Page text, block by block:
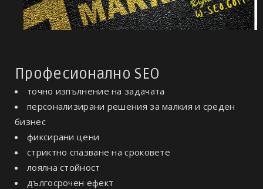
Професионално SEO
точно изпълнение на задачата
персонализирани решения за малкия и среден
бизнес
фиксирани цени
стриктно спазване на сроковете
лоялна стойност
дългосрочен ефект